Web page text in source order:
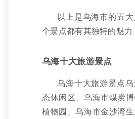
以上是乌海市的五
个景点都有其独特的魅力
乌海十大旅游景点
乌海十大旅游景点
态休闲区、乌海市煤炭
植物园、乌海市金沙湾